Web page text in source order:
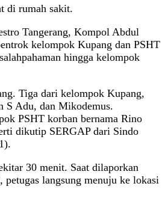
di rumah sakit.
Tangerang, Kompol Abdul
kelompok Kupang dan PSHT
hingga kelompok
Tiga dari kelompok Kupang,
Adu, dan Mikodemus.
PSHT korban bernama Rino
dikutip SERGAP dari Sindo
30 menit. Saat dilaporkan
langsung menuju ke lokasi